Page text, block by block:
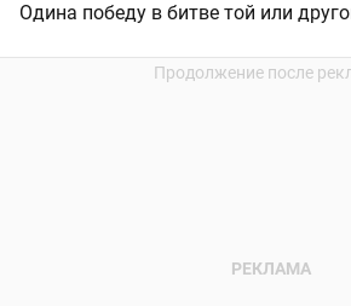
Одина победу в битве той или